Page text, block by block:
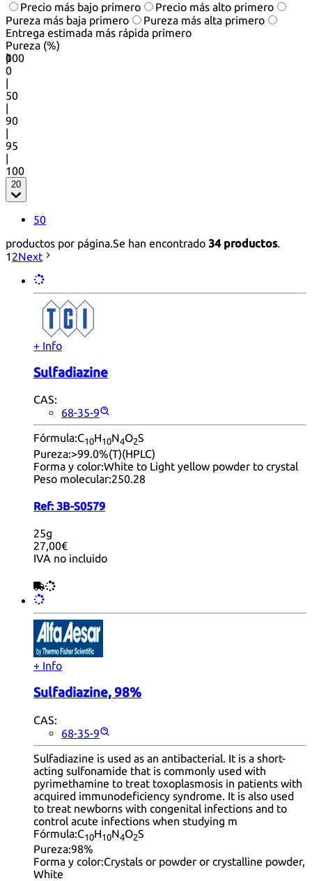
Precio más bajo primero
Precio más alto primero
Pureza más baja primero
Pureza más alta primero
Entrega estimada más rápida primero
Pureza (%)
0
100
|
0
|
50
|
90
|
95
|
100
20
50
productos por página.Se han encontrado 34 productos.
1 2Next
+ Info
Sulfadiazine
CAS:
68-35-9
Fórmula:C10H10N4O2S
Pureza:>99.0%(T)(HPLC)
Forma y color:White to Light yellow powder to crystal
Peso molecular:250.28
Ref: 3B-S0579
25g
27,00€
IVA no incluido
+ Info
Sulfadiazine, 98%
CAS:
68-35-9
Sulfadiazine is used as an antibacterial. It is a short-
acting sulfonamide that is commonly used with
pyrimethamine to treat toxoplasmosis in patients with
acquired immunodeficiency syndrome. It is also used
to treat newborns with congenital infections and to
control acute infections when studying m
Fórmula:C10H10N4O2S
Pureza:98%
Forma y color:Crystals or powder or crystalline powder,
White